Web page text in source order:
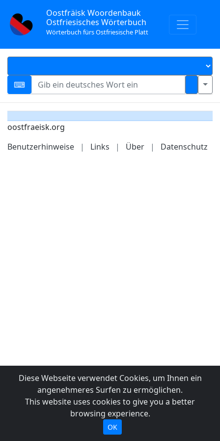
Oostfräisk Woordenbauk
Ostfriesisches Wörterbuch
Wörterbuch fürs Ostfriesische Platt
oostfraeisk.org
Benutzerhinweise
| Links | Über | Datenschutz
Diese Webseite verwendet Cookies, um Ihnen ein
angenehmeres Surfen zu ermöglichen.
This website uses cookies to give you a better
browsing experience.
OK